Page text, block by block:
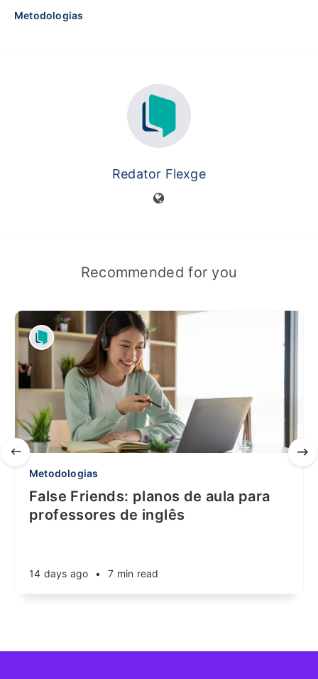
Metodologias
Redator Flexge
Recommended for you
Metodologias
False Friends: planos de aula para
professores de inglês
14 days ago • 7 min read